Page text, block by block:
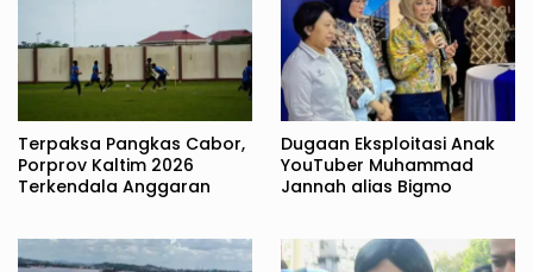
Terpaksa Pangkas Cabor,
Porprov Kaltim 2026
Terkendala Anggaran
Dugaan Eksploitasi Anak
YouTuber Muhammad
Jannah alias Bigmo